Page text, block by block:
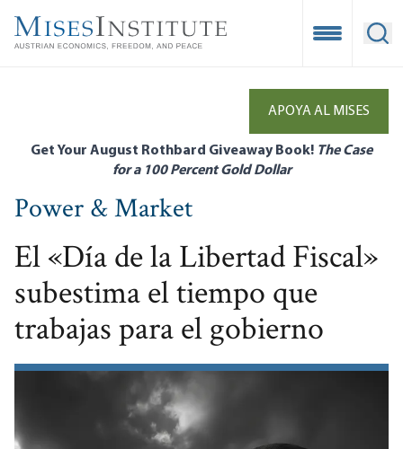
main
Open
APOYA AL MISES
Get Your August Rothbard Giveaway Book! The Case
for a 100 Percent Gold Dollar
Power & Market
El «Día de la Libertad Fiscal»
subestima el tiempo que
trabajas para el gobierno